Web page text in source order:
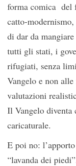
forma comica del
catto-
di dar da
tutti gli stati, i
rifugiati, senza
Vangelo e non
valutazioni
Il Vangelo diventa
caricaturale.
E poi no:
“lavanda dei